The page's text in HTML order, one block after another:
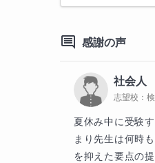
私は教科書の例
②｜解法をパター
授業では、解法
問題に取り組む
問題を見たとき
感謝の声
社会人
志望校：
夏休み中に受験
まり先生は何時
を抑えた要点の